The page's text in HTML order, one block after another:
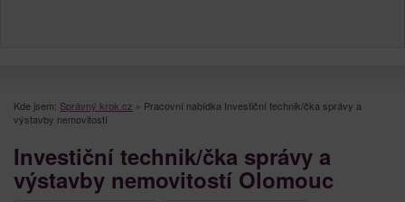
Kde jsem: Správný krok.cz » Pracovní nabídka Investiční technik/čka správy a
výstavby nemovitostí
Investiční technik/čka správy a
výstavby nemovitostí Olomouc